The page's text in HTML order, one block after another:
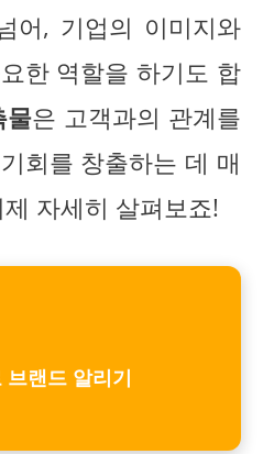
어, 기업의 이미지와
한 역할을 하기도 합
물은 고객과의 관계를
회를 창출하는 데 매
자세히 살펴보죠!
브랜드 알리기